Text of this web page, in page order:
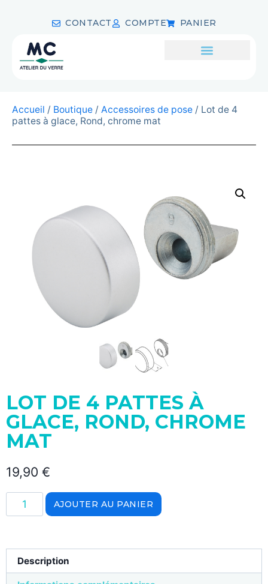
CONTACT COMPTE PANIER
Accueil / Boutique / Accessoires de pose / Lot de 4
pattes à glace, Rond, chrome mat
LOT DE 4 PATTES À
GLACE, ROND, CHROME
MAT
19,90 €
AJOUTER AU PANIER
Description